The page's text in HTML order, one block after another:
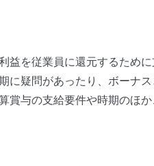
益を従業員に還元するため
に疑問があったり、ボーナ
賞与の支給要件や時期のほ